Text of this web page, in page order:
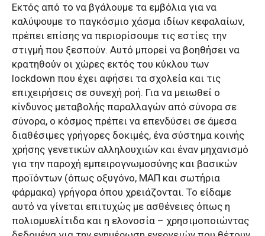
Εκτός από το να βγάλουμε τα εμβόλια για να
καλύψουμε το παγκόσμιο χάσμα ιδίων κεφαλαίων,
πρέπει επίσης να περιορίσουμε τις εστίες την
στιγμή που ξεσπούν. Αυτό μπορεί να βοηθήσει να
κρατηθούν οι χώρες εκτός του κύκλου των
lockdown που έχει αφήσει τα σχολεία και τις
επιχειρήσεις σε συνεχή ροή. Για να μειωθεί ο
κίνδυνος μεταβολής παραλλαγών από σύνορα σε
σύνορα, ο κόσμος πρέπει να επενδύσει σε άμεσα
διαθέσιμες γρήγορες δοκιμές, ένα σύστημα κοινής
χρήσης γενετικών αλληλουχιών και έναν μηχανισμό
για την παροχή εμπειρογνωμοσύνης και βασικών
προϊόντων (όπως οξυγόνο, ΜΑΠ και σωτήρια
φάρμακα) γρήγορα όπου χρειάζονται. Το είδαμε
αυτό να γίνεται επιτυχώς με ασθένειες όπως η
πολιομυελίτιδα και η ελονοσία – χρησιμοποιώντας